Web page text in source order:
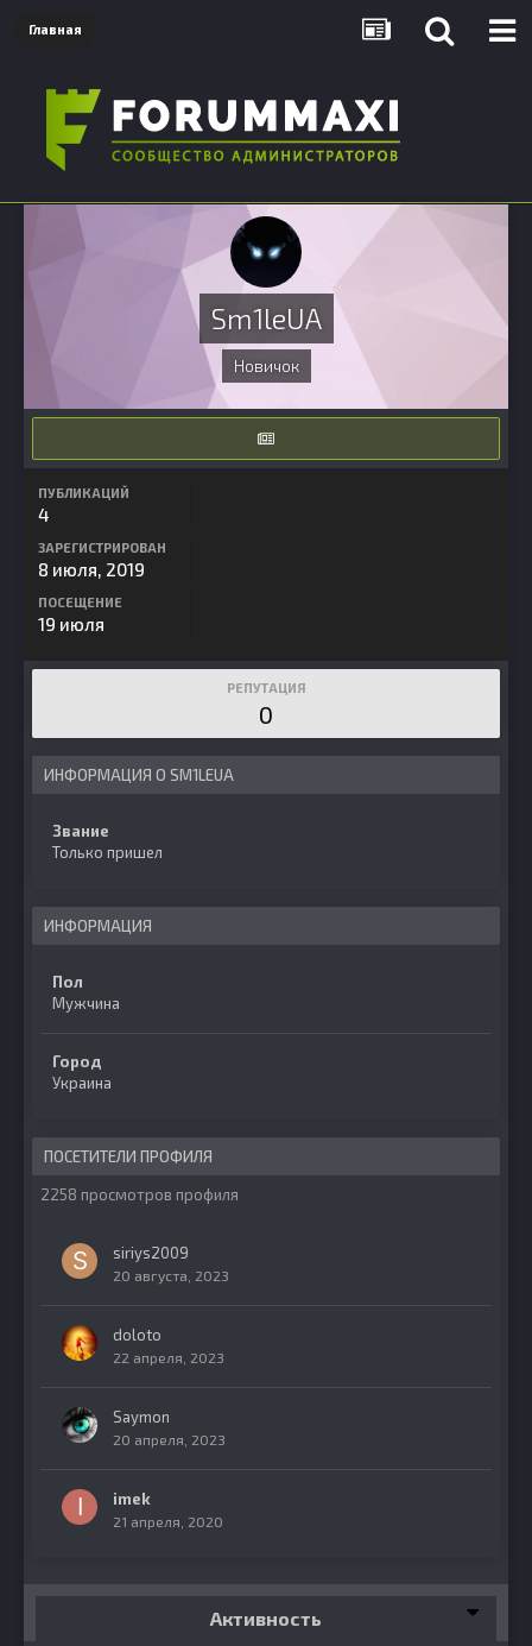
Главная
Sm1leUA
Новичок
ПУБЛИКАЦИЙ
4
ЗАРЕГИСТРИРОВАН
8 июля, 2019
ПОСЕЩЕНИЕ
19 июля
РЕПУТАЦИЯ
0
ИНФОРМАЦИЯ О SM1LEUA
Звание
Только пришел
ИНФОРМАЦИЯ
Пол
Мужчина
Город
Украина
ПОСЕТИТЕЛИ ПРОФИЛЯ
2258 просмотров профиля
siriys2009
20 августа, 2023
doloto
22 апреля, 2023
Saymon
20 апреля, 2023
imek
21 апреля, 2020
Активность